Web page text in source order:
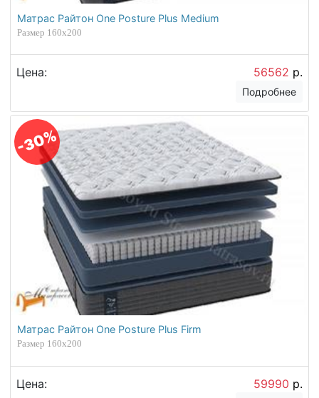
Матрас Райтон One Posture Plus Medium
Размер 160х200
Цена: 56562 р.
Подробнее
-30%
Матрас Райтон One Posture Plus Firm
Размер 160х200
Цена: 59990 р.